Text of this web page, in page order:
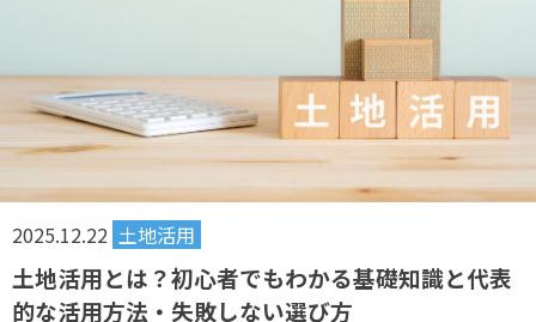
2025.12.22 土地活用
土地活用とは？初心者でもわかる基礎知識と代表
的な活用方法・失敗しない選び方